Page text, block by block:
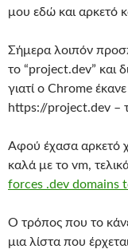
μου εδώ και αρκετό
Σήμερα λοιπόν
το “project.dev” και
γιατί ο Chrome
https://project.dev –
Αφού έχασα αρκετό
καλά με το vm,
forces .dev domains
Ο τρόπος που το
μια λίστα που